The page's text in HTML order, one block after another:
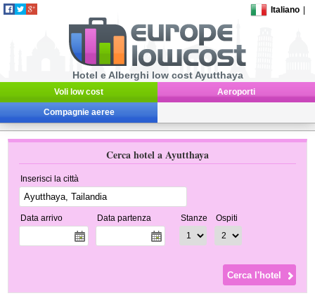
Italiano
Hotel e Alberghi low cost Ayutthaya
Voli low cost Aeroporti
Compagnie aeree
Cerca hotel a Ayutthaya
Inserisci la città
Data arrivo Data partenza Stanze Ospiti